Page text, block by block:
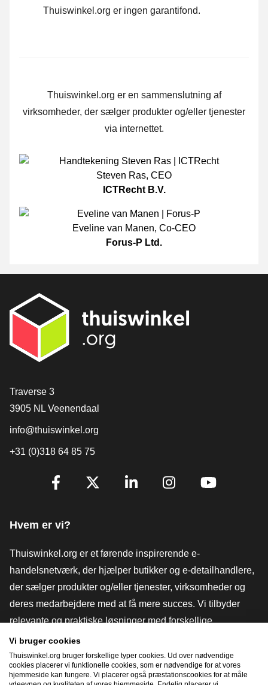
Thuiswinkel.org er ingen garantifond.
Thuiswinkel.org er en sammenslutning af
virksomheder, der sælger produkter og/eller tjenester
via internettet.
Steven Ras, CEO
ICTRecht B.V.
Eveline van Manen, Co-CEO
Forus-P Ltd.
[_General:Contact]
Traverse 3
3905 NL Veenendaal
info@thuiswinkel.org
+31 (0)318 64 85 75
[_General:SocialMediaTitle]
Hvem er vi?
Thuiswinkel.org er et førende inspirerende e-
handelsnetværk, der hjælper butikker og e-detailhandlere,
der sælger produkter og/eller tjenester, virksomheder og
deres medarbejdere med at få mere succes. Vi tilbyder
relevante og praktiske løsninger med forskellige
tillidsmærker, Thuiswinkel-anmeldelser, juridiske værktøjer
og rådgivning, fortalervirksomhed, markedsundersøgelser
og har vores egen uddannelsesplatform, Thuiswinkel e-
Vi bruger cookies
Thuiswinkel.org bruger forskellige typer cookies. Ud over nødvendige
cookies placerer vi funktionelle cookies, som er nødvendige for at vores
hjemmeside kan fungere. Vi placerer også præstationscookies for at måle